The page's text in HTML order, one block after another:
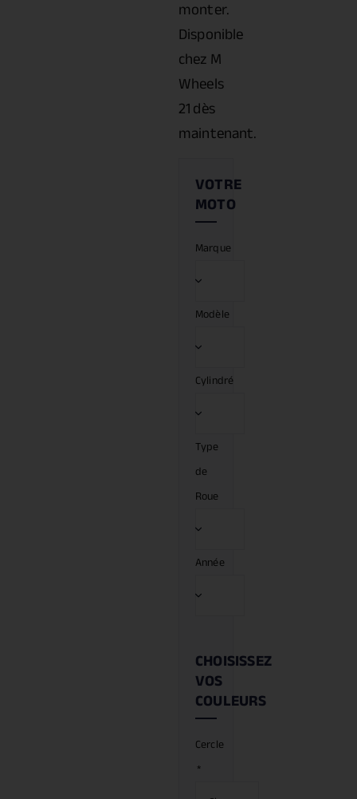
monter.
Disponible
chez M
Wheels
21 dès
maintenant.
Marque
Modèle
Cylindré
Type
de
Roue
Année
CHOISISSEZ
VOS
COULEURS
Cercle
*